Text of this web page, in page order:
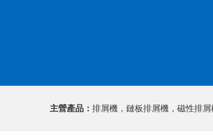
主營產品： 排屑機，鏈板排屑機，磁性排